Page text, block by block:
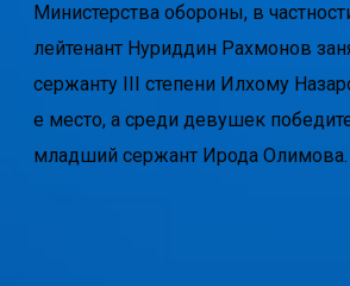
Министерства обороны, в
лейтенант Нуриддин Рахмонов
сержанту III степени Илхому
е место, а среди девушек
младший сержант Ирода Олимова.